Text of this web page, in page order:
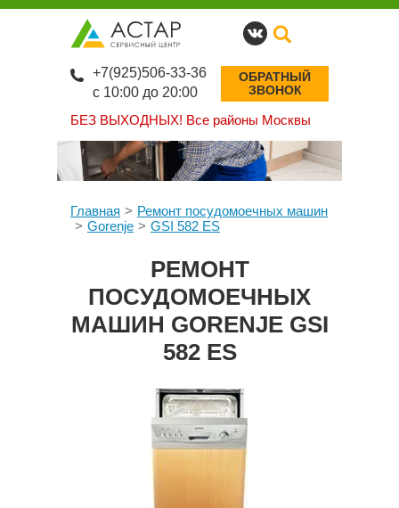
БЕЗ ВЫХОДНЫХ! Все районы Москвы
+7(925)506-33-36
с 10:00 до 20:00
ОБРАТНЫЙ
ЗВОНОК
Главная
Ремонт посудомоечных машин
Gorenje
GSI 582 ES
РЕМОНТ
ПОСУДОМОЕЧНЫХ
МАШИН GORENJE GSI
582 ES